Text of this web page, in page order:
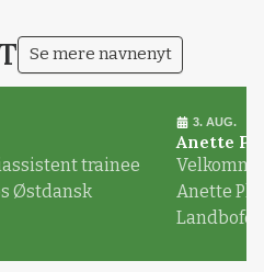
Se mere navnenyt
trainee
Østdansk
3. AUG.
Anette
Anette